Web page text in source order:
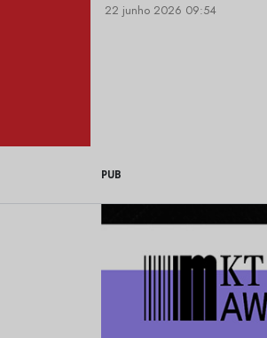
22 junho 2026 09:54
PUB